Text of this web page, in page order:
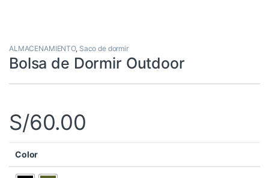
ALMACENAMIENTO, Saco de dormir
Bolsa de Dormir Outdoor
S/60.00
Color